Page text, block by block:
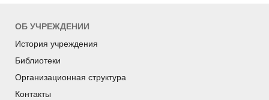
ОБ УЧРЕЖДЕНИИ
История учреждения
Библиотеки
Организационная структура
Контакты